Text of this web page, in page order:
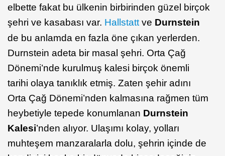
elbette fakat bu ülkenin birbirinden güzel birçok
şehri ve kasabası var. Hallstatt ve Durnstein
de bu anlamda en fazla öne çıkan yerlerden.
Durnstein adeta bir masal şehri. Orta Çağ
Dönemi’nde kurulmuş kalesi birçok önemli
tarihi olaya tanıklık etmiş. Zaten şehir adını
Orta Çağ Dönemi’nden kalmasına rağmen tüm
heybetiyle tepede konumlanan Durnstein
Kalesi’nden alıyor. Ulaşımı kolay, yolları
muhteşem manzaralarla dolu, şehrin içinde de